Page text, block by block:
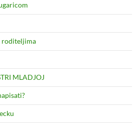
roditeljima
MLADJOJ